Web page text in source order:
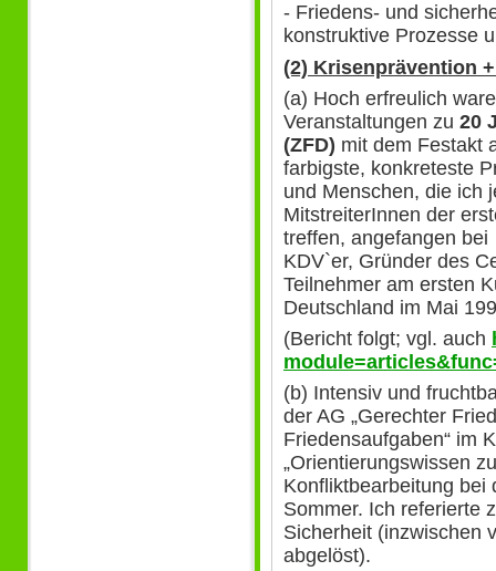
- Friedens- und
konstruktive Prozesse
(2) Krisenprävention
(a) Hoch erfreulich
Veranstaltungen zu 20
(ZFD) mit dem Festakt
farbigste, konkreteste
und Menschen, die ich
MitstreiterInnen der
treffen, angefangen
KDV`er, Gründer des
Teilnehmer am ersten
Deutschland im Mai
(Bericht folgt; vgl. auch
(b) Intensiv und
der AG „Gerechter
Friedensaufgaben“ im
„Orientierungswissen
Konfliktbearbeitung bei
Sommer. Ich referierte
Sicherheit (inzwischen
abgelöst).